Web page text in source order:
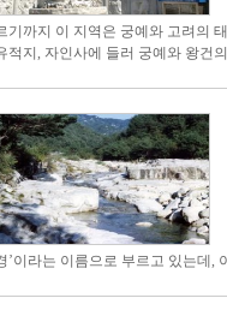
기까지 이 지역은 궁예와 고려의
적지, 자인사에 들러 궁예와 왕건
’이라는 이름으로 부르고 있는데,